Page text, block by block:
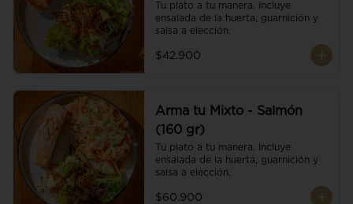
Tu plato a tu manera. Incluye
ensalada de la huerta, guarnición y
salsa a elección.
$42.900
Arma tu Mixto - Salmón
(160 gr)
Tu plato a tu manera. Incluye
ensalada de la huerta, guarnición y
salsa a elección.
$60.900